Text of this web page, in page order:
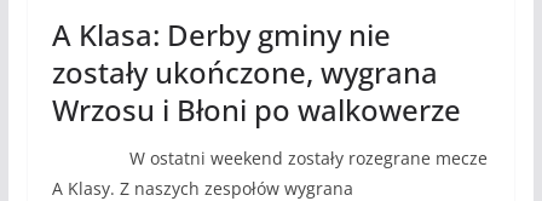
A Klasa: Derby gminy nie
zostały ukończone, wygrana
Wrzosu i Błoni po walkowerze
W ostatni weekend zostały rozegrane mecze
A Klasy. Z naszych zespołów wygrana